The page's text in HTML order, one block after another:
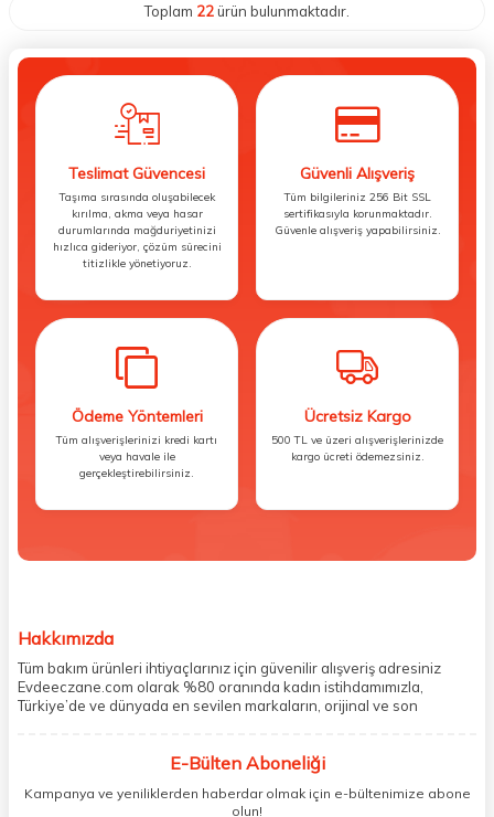
Toplam 22ürün bulunmaktadır.
Teslimat Güvencesi
Taşıma sırasında oluşabilecek
kırılma, akma veya hasar
durumlarında mağduriyetinizi
hızlıca gideriyor, çözüm sürecini
titizlikle yönetiyoruz.
Güvenli Alışveriş
Tüm bilgileriniz 256 Bit SSL
sertifikasıyla korunmaktadır.
Güvenle alışveriş yapabilirsiniz.
Ödeme Yöntemleri
Tüm alışverişlerinizi kredi kartı
veya havale ile
gerçekleştirebilirsiniz.
Ücretsiz Kargo
500 TL ve üzeri alışverişlerinizde
kargo ücreti ödemezsiniz.
Hakkımızda
Tüm bakım ürünleri ihtiyaçlarınız için güvenilir alışveriş adresiniz
Evdeeczane.com olarak %80 oranında kadın istihdamımızla,
Türkiye’de ve dünyada en sevilen markaların, orijinal ve son
paketliyoruz. Herhangi bir durumdan dolayı olumsuz olarak geri
müşteri temsilcilerimiz aracılığı ile gerekli tüm desteği sağlıyoruz.
E-Bülten Aboneliği
Kampanya ve yeniliklerden haberdar olmak için e-bültenimize abone
olun!